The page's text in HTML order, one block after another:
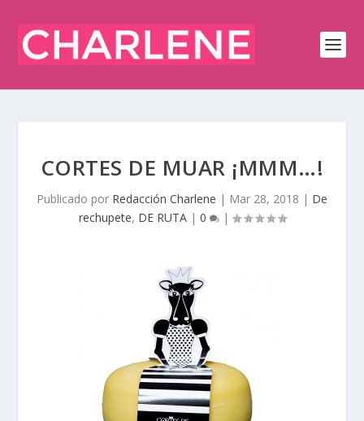
CORTES DE MUAR ¡MMM…!
Publicado por Redacción Charlene | Mar 28, 2018 | De
rechupete, DE RUTA| 0 |